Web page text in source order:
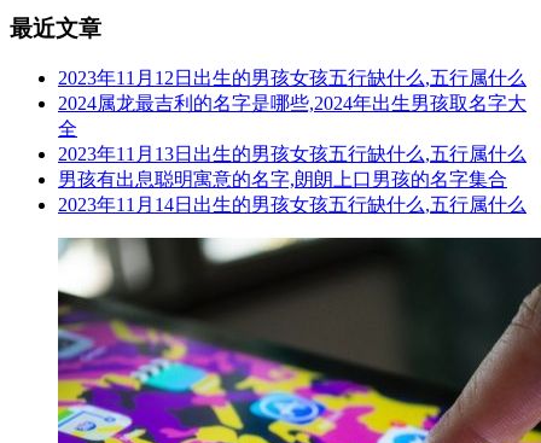
最近文章
2023年11月12日出生的男孩女孩五行缺什么,五行属什么
2024属龙最吉利的名字是哪些,2024年出生男孩取名字大
全
2023年11月13日出生的男孩女孩五行缺什么,五行属什么
男孩有出息聪明寓意的名字,朗朗上口男孩的名字集合
2023年11月14日出生的男孩女孩五行缺什么,五行属什么